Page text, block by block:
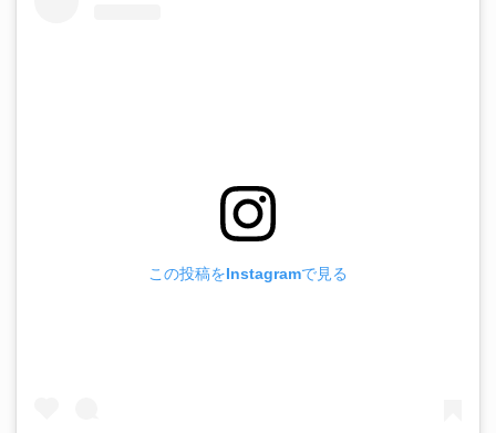
この投稿をInstagramで見る